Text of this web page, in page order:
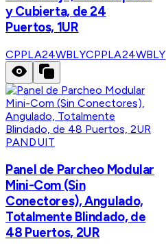
y Cubierta, de 24
Puertos, 1UR
CPPLA24WBLYCPPLA24WBLY
PANDUIT
Panel de Parcheo Modular
Mini-Com (Sin
Conectores), Angulado,
Totalmente Blindado, de
48 Puertos, 2UR